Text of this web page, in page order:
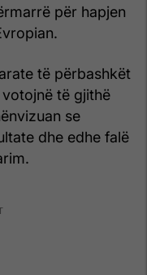
për hapjen
të përbashkët
të gjithë
se
dhe edhe falë